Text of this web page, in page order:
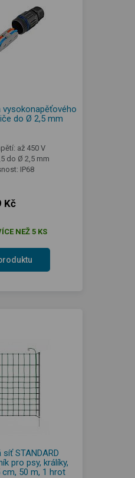
do Ø 2,5 mm
až 450 V
do Ø 2,5 mm
IP68
Kč
NEŽ 5 KS
STANDARD
pro psy, králíky,
cm, 50 m, 1 hrot